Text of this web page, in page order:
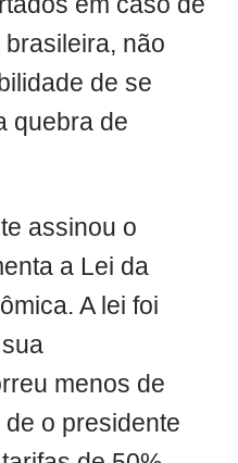
não
de se
quebra de
assinou o
a Lei da
A lei foi
menos de
o presidente